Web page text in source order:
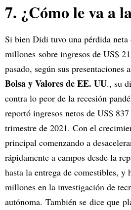
7. ¿Cómo le va a
Si bien Didi tuvo una pérdida
millones sobre ingresos de US$
pasado, según sus presentaciones
Bolsa y Valores de EE. UU., su
contra lo peor de la recesión
reportó ingresos netos de US$
trimestre de 2021. Con el
principal comenzando a
rápidamente a campos desde la
hasta la entrega de comestibles, y
millones en la investigación de
autónoma. También se dice que